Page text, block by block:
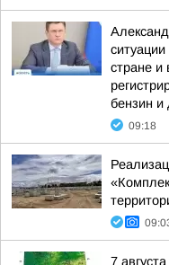
стране и
бензин и
09:18
7